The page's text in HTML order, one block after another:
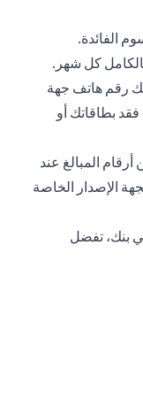
الفائدة.
كل شهر.
رقم هاتف جهة
بطاقاتك أو
المبالغ عند
الإصدار الخاصة
بنك، تفضل